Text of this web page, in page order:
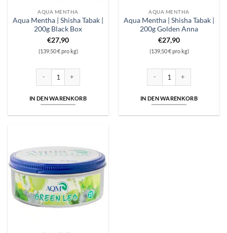
AQUA MENTHA
Aqua Mentha | Shisha Tabak |
200g Black Box
€27,90
(139,50 € pro kg)
IN DEN WARENKORB
AQUA MENTHA
Aqua Mentha | Shisha Tabak |
200g Golden Anna
€27,90
(139,50 € pro kg)
IN DEN WARENKORB